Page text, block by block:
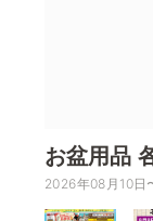
お盆用品
2026年08月10日